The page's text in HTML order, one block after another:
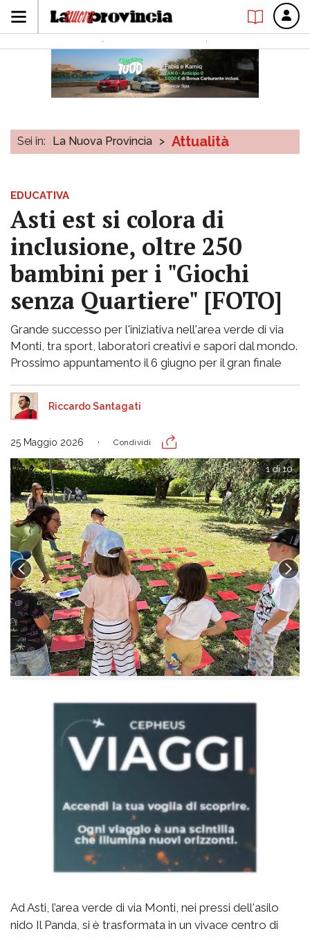
Sei in: La Nuova Provincia > Attualità
EDUCATIVA
Asti est si colora di
inclusione, oltre 250
bambini per i "Giochi
senza Quartiere" [FOTO]
Grande successo per l'iniziativa nell'area verde di via
Monti, tra sport, laboratori creativi e sapori dal mondo.
Prossimo appuntamento il 6 giugno per il gran finale
Riccardo Santagati
25 Maggio 2026 Condividi
1 di 10
Ad Asti, l’area verde di via Monti, nei pressi dell'asilo
nido Il Panda, si è trasformata in un vivace centro di